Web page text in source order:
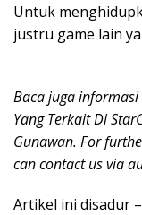
Untuk
justru game lain
Baca juga
Yang Terkait Di Star
Gunawan. For
can contact us via
Artikel ini disadur